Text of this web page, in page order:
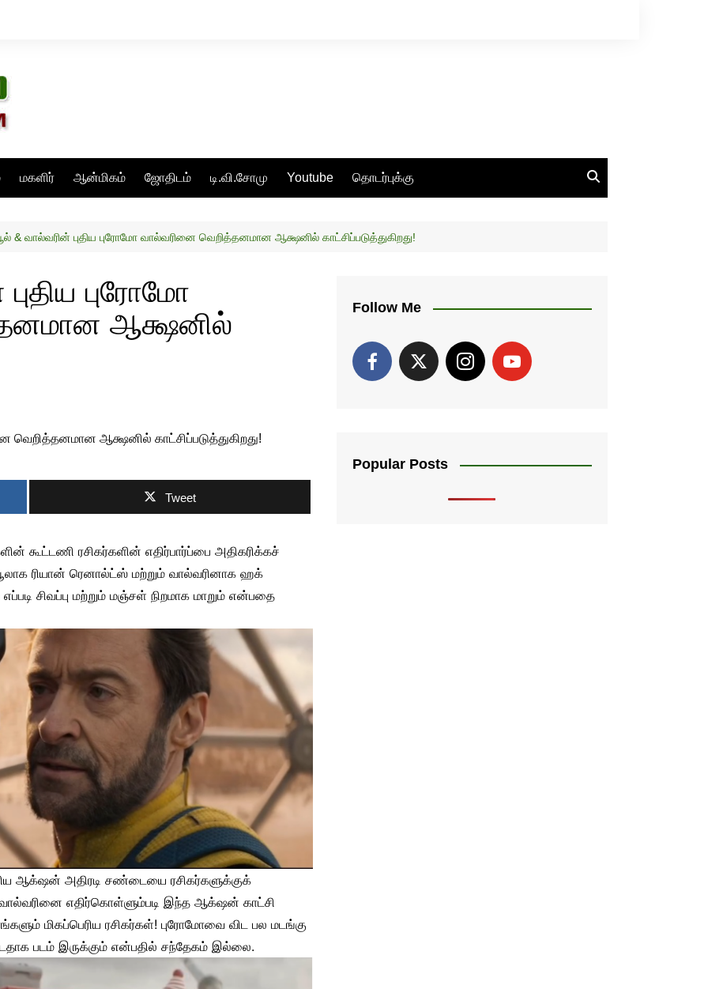
மகளிர் ஆன்மிகம் ஜோதிடம் டி.வி.சோமு Youtube தொடர்புக்கு
& வால்வரின் புதிய புரோமோ வால்வரினை வெறித்தனமான ஆக்ஷனில் காட்சிப்படுத்துகிறது!
புரோமோ
ஆக்ஷனில்
Tweet
கூட்டணி ரசிகர்களின் எதிர்பார்ப்பை அதிகரிக்கச்
ரியான் ரெனால்ட்ஸ் மற்றும் வால்வரினாக ஹக்
சிவப்பு மற்றும் மஞ்சள் நிறமாக மாறும் என்பதை
ஆக்‌ஷன் அதிரடி சண்டையை ரசிகர்களுக்குக்
வால்வரினை எதிர்கொள்ளும்படி இந்த ஆக்‌ஷன் காட்சி
மிகப்பெரிய ரசிகர்கள்! புரோமோவை விட பல மடங்கு
படம் இருக்கும் என்பதில் சந்தேகம் இல்லை.
Follow Me
Popular Posts